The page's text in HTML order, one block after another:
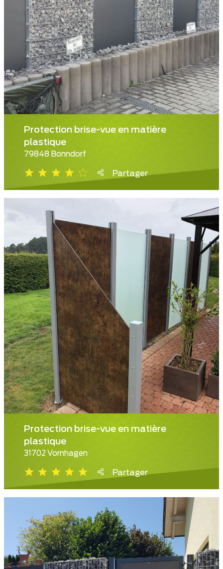
Protection brise-vue en matière
plastique
79848 Bonndorf
Partager
Protection brise-vue en matière
plastique
31702 Vornhagen
Partager